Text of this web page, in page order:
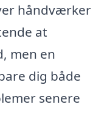
håndværker
at
men en
dig både
senere